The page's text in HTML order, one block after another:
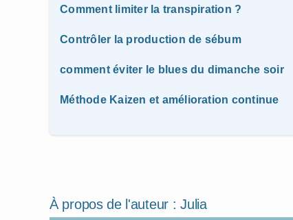
Comment limiter la transpiration ?
Contrôler la production de sébum
comment éviter le blues du dimanche soir
Méthode Kaizen et amélioration continue
À propos de l'auteur :Julia